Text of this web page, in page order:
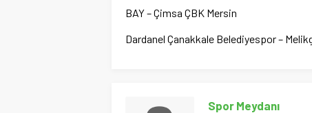
BAY – Çimsa ÇBK Mersin
Dardanel Çanakkale Belediyespor –
Spor Meydanı